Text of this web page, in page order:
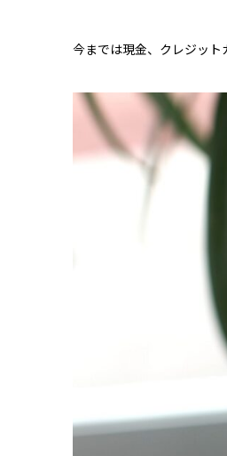
今までは現金、クレジット